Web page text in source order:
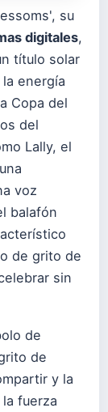
su
digitales,
título solar
energía
Copa del
del
Lally, el
voz
balafón
de grito de
sin
de
de
y la
fuerza